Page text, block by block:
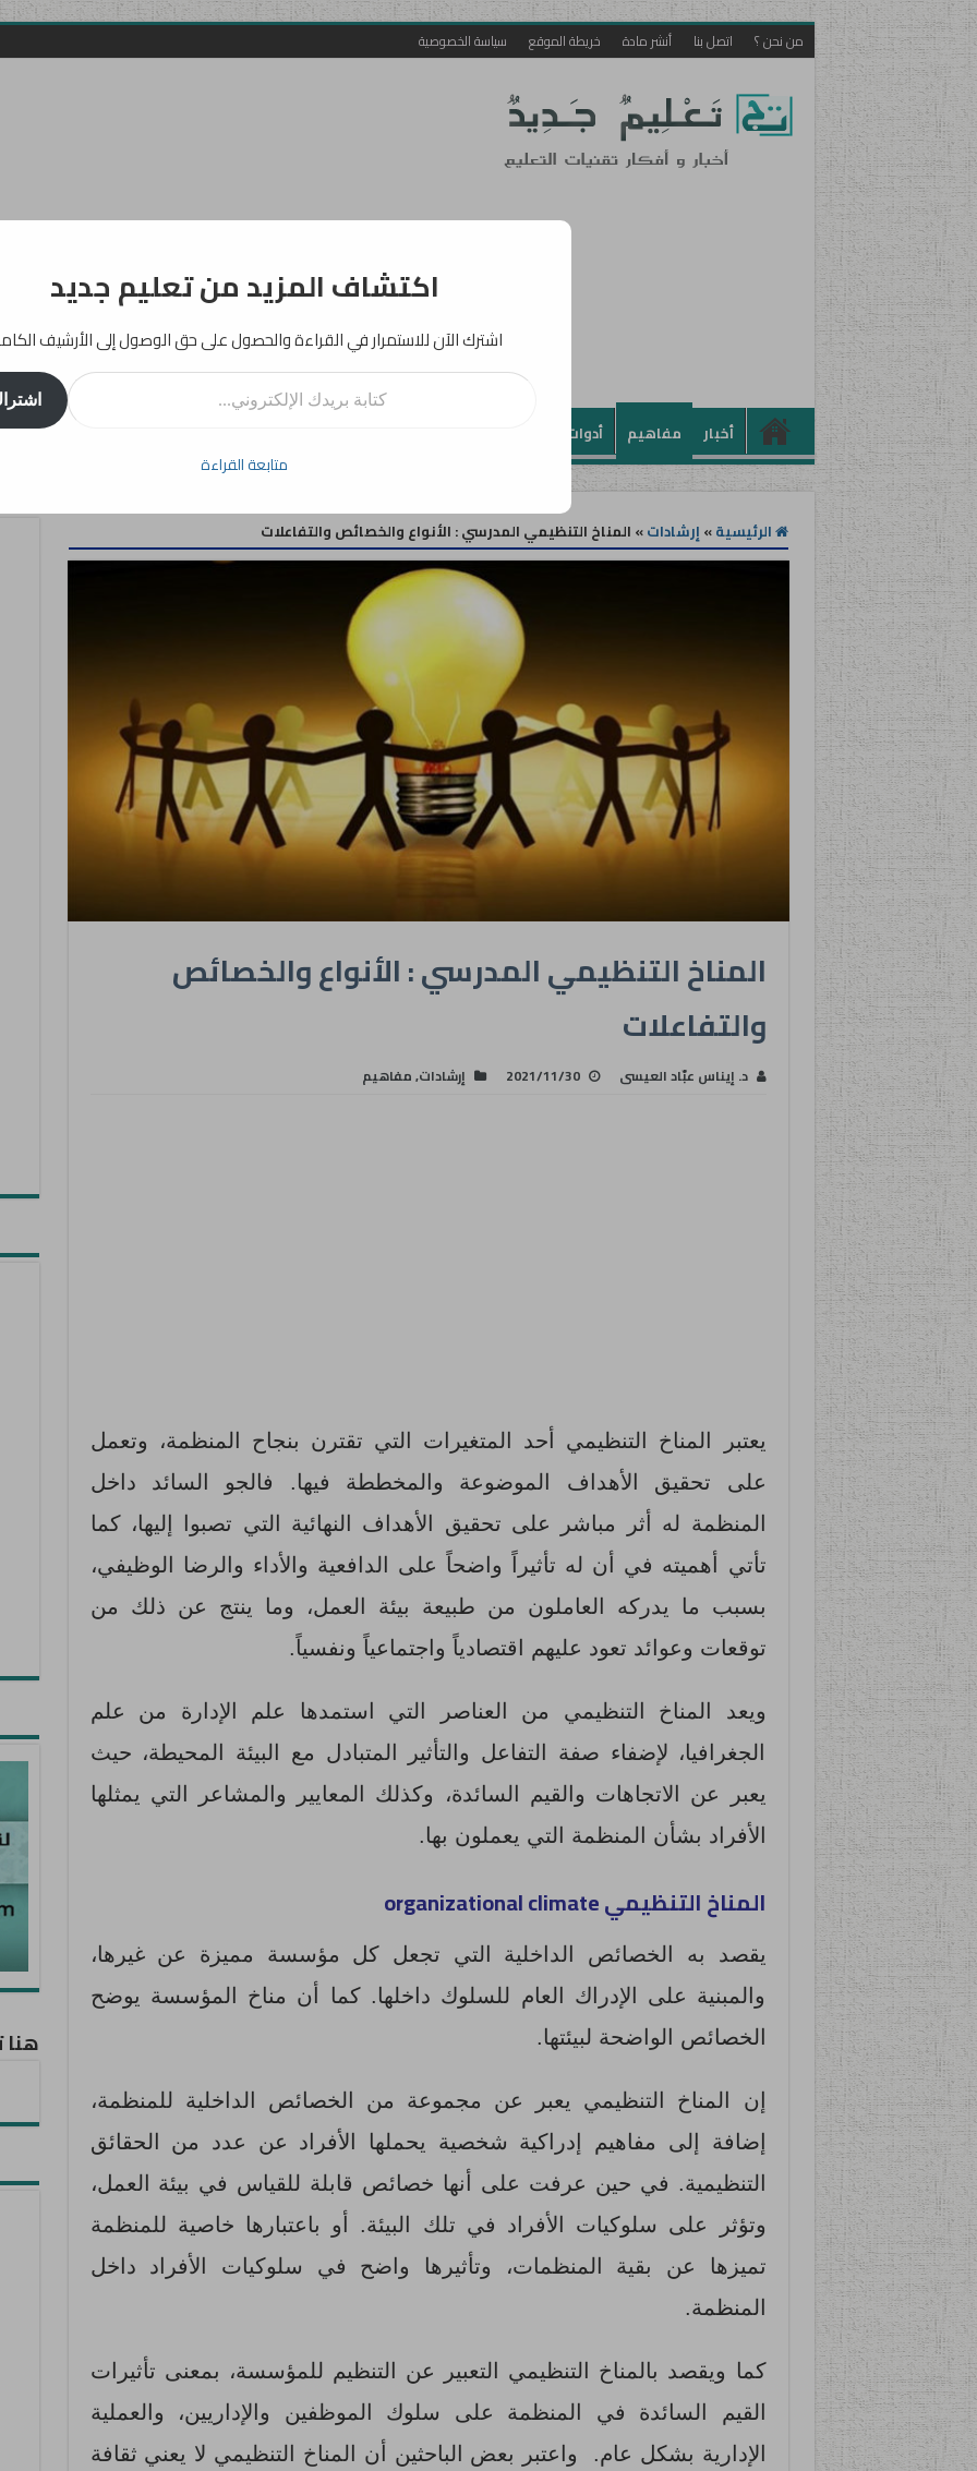
من نحن ؟ اتصل بنا أنشر مادة خريطة الموقع سياسة الخصوصية
أخبار مفاهيم أدوات بيداغوجيا
الرئيسية» إرشادات» المناخ التنظيمي المدرسي : الأنواع والخصائص والتفاعلات
المناخ التنظيمي المدرسي : الأنواع والخصائص
والتفاعلات
د. إيناس عبّاد العيسى 2021/11/30 إرشادات,مفاهيم
يعتبر المناخ التنظيمي أحد المتغيرات التي تقترن بنجاح المنظمة، وتعمل
على تحقيق الأهداف الموضوعة والمخططة فيها. فالجو السائد داخل
المنظمة له أثر مباشر على تحقيق الأهداف النهائية التي تصبوا إليها، كما
تأتي أهميته في أن له تأثيراً واضحاً على الدافعية والأداء والرضا الوظيفي،
بسبب ما يدركه العاملون من طبيعة بيئة العمل، وما ينتج عن ذلك من
توقعات وعوائد تعود عليهم اقتصادياً واجتماعياً ونفسياً.
ويعد المناخ التنظيمي من العناصر التي استمدها علم الإدارة من علم
الجغرافيا، لإضفاء صفة التفاعل والتأثير المتبادل مع البيئة المحيطة، حيث
يعبر عن الاتجاهات والقيم السائدة، وكذلك المعايير والمشاعر التي يمثلها
الأفراد بشأن المنظمة التي يعملون بها.
المناخالتنظيميorganizational climate
يقصد به الخصائص الداخلية التي تجعل كل مؤسسة مميزة عن غيرها،
والمبنية على الإدراك العام للسلوك داخلها. كما أن مناخ المؤسسة يوضح
الخصائص الواضحة لبيئتها.
إن المناخ التنظيمي يعبر عن مجموعة من الخصائص الداخلية للمنظمة،
إضافة إلى مفاهيم إدراكية شخصية يحملها الأفراد عن عدد من الحقائق
التنظيمية. في حين عرفت على أنها خصائص قابلة للقياس في بيئة العمل،
وتؤثر على سلوكيات الأفراد في تلك البيئة. أو باعتبارها خاصية للمنظمة
تميزها عن بقية المنظمات، وتأثيرها واضح في سلوكيات الأفراد داخل
المنظمة.
كما ويقصد بالمناخ التنظيمي التعبير عن التنظيم للمؤسسة، بمعنى تأثيرات
القيم السائدة في المنظمة على سلوك الموظفين والإداريين، والعملية
الإدارية بشكل عام. واعتبر بعض الباحثين أن المناخ التنظيمي لا يعني ثقافة
هنا
اكتشاف المزيد من تعليم جديد
اشترك الآن للاستمرار في القراءة والحصول على حق الوصول إلى الأرشيف
كتابة بريدك الإلكتروني...
متابعة القراءة